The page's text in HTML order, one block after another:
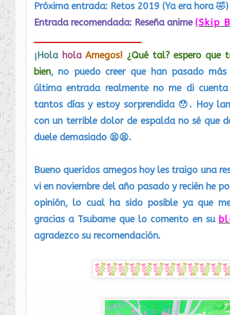
Próxima entrada: Retos 2019 (Ya era hora 🤣)
Entrada recomendada: Reseña anime (Skip
___________________
¡Hola hola Amegos! ¿Qué tal? espero que
bien, no puedo creer que han pasado
última entrada realmente no me di
tantos días y estoy sorprendida 😯. Hoy
con un terrible dolor de espalda no sé que
duele demasiado 😫😫.
Bueno queridos amegos hoy les traigo una
vi en noviembre del año pasado y recién he
opinión, lo cual ha sido posible ya que
gracias a Tsubame que lo comento en su
agradezco su recomendación.